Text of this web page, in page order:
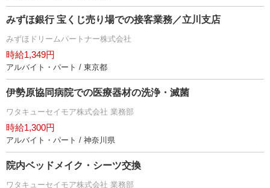
みずほ銀行 宝くじ売り場での接客業務／立川支店
みずほドリームパートナー株式会社
時給1,349円
アルバイト・パート / 東京都
伊勢原協同病院での医療器材の洗浄・滅菌
ワタキューセイモア株式会社 業務部
時給1,300円
アルバイト・パート / 神奈川県
院内ベッドメイク・シーツ交換
ワタキューセイモア株式会社 業務部